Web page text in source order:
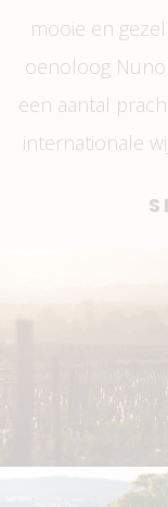
mooie en
oenoloog Nuno
een aantal
internationale